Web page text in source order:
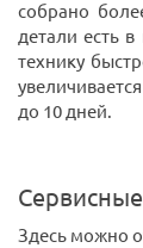
собрано
детали есть
технику
до 10 дней.
Здесь можно